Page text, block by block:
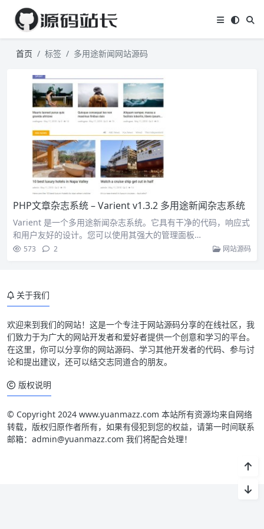
首页 标签 多用途新闻网站源码
PHP文章杂志系统 – Varient v1.3.2 多用途新闻杂志系统
Varient 是一个多用途新闻杂志系统。它具有干净的代码，响应式
和用户友好的设计。您可以使用其强大的管理面板…
573 2 网站源码
关于我们
欢迎来到我们的网站！这是一个专注于网站源码分享的在线社区，我
们致力于为广大的网站开发者和爱好者提供一个创意和学习的平台。
在这里，你可以分享你的网站源码、学习其他开发者的代码、参与讨
论和提出建议，还可以结交志同道合的朋友。
版权说明
© Copyright 2024 www.yuanmazz.com 本站所有资源均来自网络
转载，版权归原作者所有，如果有侵犯到您的权益，请第一时间联系
邮箱：admin@yuanmazz.com 我们将配合处理！